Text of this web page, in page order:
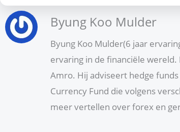
Byung Koo Mulder
Byung Koo Mulder(6 jaar
ervaring in de financiële
Amro. Hij adviseert hedge
Currency Fund die volgens
meer vertellen over forex en